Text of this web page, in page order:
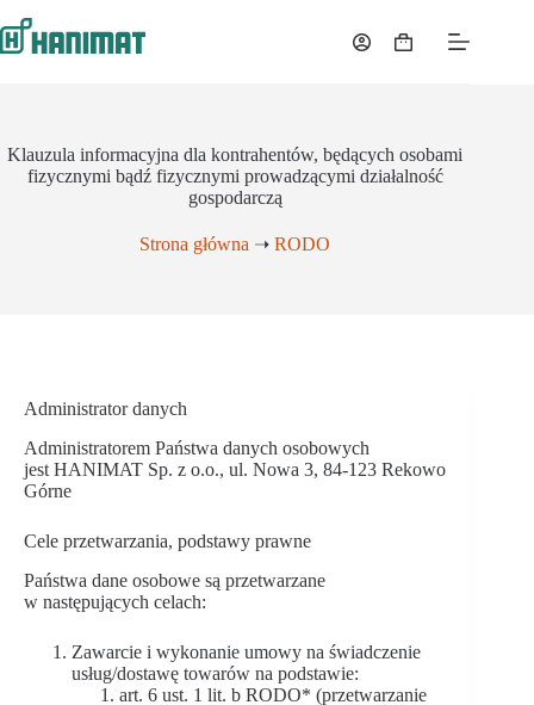
do
treści
Koszyk
Klauzula informacyjna dla kontrahentów, będących osobami
fizycznymi bądź fizycznymi prowadzącymi działalność
gospodarczą
Strona główna ➝RODO
Administrator danych
Administratorem Państwa danych osobowych
jest HANIMAT Sp. z o.o., ul. Nowa 3, 84-123 Rekowo
Górne
Cele przetwarzania, podstawy prawne
Państwa dane osobowe są przetwarzane
w następujących celach:
Zawarcie i wykonanie umowy na świadczenie
usług/dostawę towarów na podstawie:
art. 6 ust. 1 lit. b RODO* (przetwarzanie